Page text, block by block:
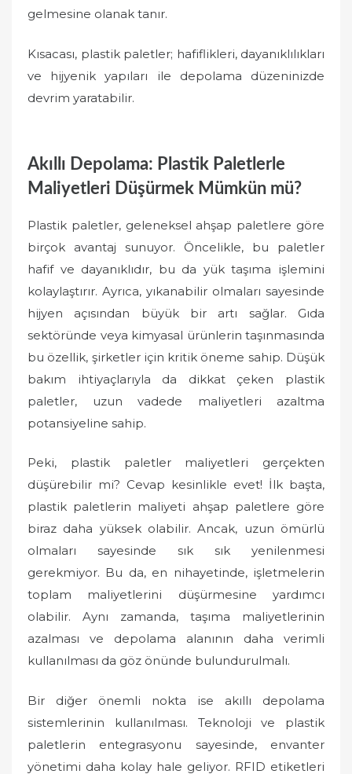
gelmesine olanak tanır.
Kısacası, plastik paletler; hafiflikleri, dayanıklılıkları
ve hijyenik yapıları ile depolama düzeninizde
devrim yaratabilir.
Akıllı Depolama: Plastik Paletlerle
Maliyetleri Düşürmek Mümkün mü?
Plastik paletler, geleneksel ahşap paletlere göre
birçok avantaj sunuyor. Öncelikle, bu paletler
hafif ve dayanıklıdır, bu da yük taşıma işlemini
kolaylaştırır. Ayrıca, yıkanabilir olmaları sayesinde
hijyen açısından büyük bir artı sağlar. Gıda
sektöründe veya kimyasal ürünlerin taşınmasında
bu özellik, şirketler için kritik öneme sahip. Düşük
bakım ihtiyaçlarıyla da dikkat çeken plastik
paletler, uzun vadede maliyetleri azaltma
potansiyeline sahip.
Peki, plastik paletler maliyetleri gerçekten
düşürebilir mi? Cevap kesinlikle evet! İlk başta,
plastik paletlerin maliyeti ahşap paletlere göre
biraz daha yüksek olabilir. Ancak, uzun ömürlü
olmaları sayesinde sık sık yenilenmesi
gerekmiyor. Bu da, en nihayetinde, işletmelerin
toplam maliyetlerini düşürmesine yardımcı
olabilir. Aynı zamanda, taşıma maliyetlerinin
azalması ve depolama alanının daha verimli
kullanılması da göz önünde bulundurulmalı.
Bir diğer önemli nokta ise akıllı depolama
sistemlerinin kullanılması. Teknoloji ve plastik
paletlerin entegrasyonu sayesinde, envanter
yönetimi daha kolay hale geliyor. RFID etiketleri